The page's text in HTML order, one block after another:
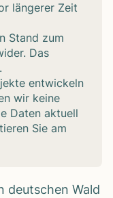
län­ge­rer Zeit
Stand zum
Das
ent­wi­ckeln
wir keine
Daten aktu­ell
Sie am
deut­schen Wald